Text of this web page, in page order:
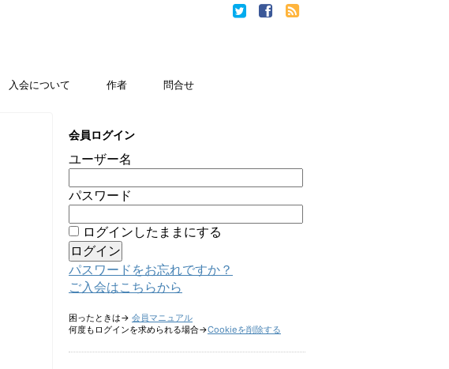
入会について 作者 問合せ
会員ログイン
ユーザー名
パスワード
ログインしたままにする
パスワードをお忘れですか？
ご入会はこちらから
困ったときは→ 会員マニュアル
何度もログインを求められる場合→Cookieを削除する